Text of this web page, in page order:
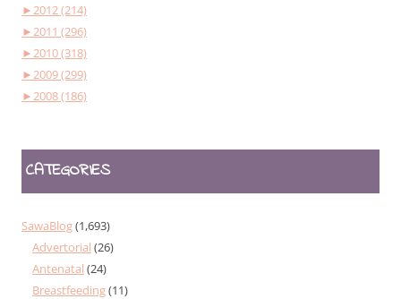
►2012 (214)
►2011 (296)
►2010 (318)
►2009 (299)
►2008 (186)
CATEGORIES
SawaBlog(1,693)
Advertorial (26)
Antenatal (24)
Breastfeeding(11)